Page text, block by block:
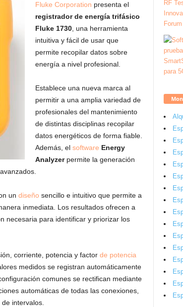
Fluke Corporation presenta el
registrador de energía trifásico
Fluke 1730, una herramienta
intuitiva y fácil de usar que
permite recopilar datos sobre
energía a nivel profesional.
Establece una nueva marca al
permitir a una amplia variedad de
profesionales del mantenimiento
de distintas disciplinas recopilar
datos energéticos de forma fiable.
Además, el software Energy
Analyzer permite la generación
un diseñosencillo e intuitivo que permite a
inmediata. Los resultados ofrecen a
necesaria para identificar y priorizar los
corriente, potencia y factor de potencia
medidos se registran automáticamente
comunes se rectifican mediante
automáticas de todas las conexiones,
intervalos.